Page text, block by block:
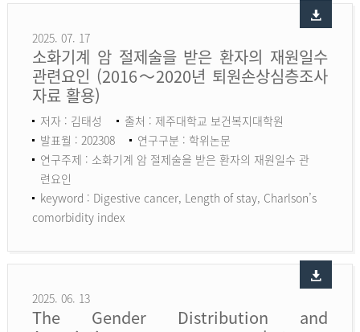
2025. 07. 17
소화기계 암 절제술을 받은 환자의 재원일수
관련요인 (2016～2020년 퇴원손상심층조사
자료 활용)
저자 : 김태성
출처 : 제주대학교 보건복지대학원
발표월 : 202308
연구구분 : 학위논문
연구주제 : 소화기계 암 절제술을 받은 환자의 재원일수 관
련요인
keyword : Digestive cancer, Length of stay, Charlson’s
comorbidity index
2025. 06. 13
The Gender Distribution and